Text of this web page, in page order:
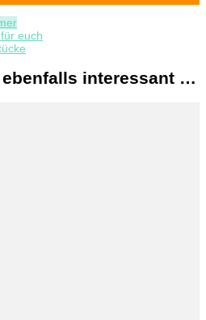
euch
interessant …